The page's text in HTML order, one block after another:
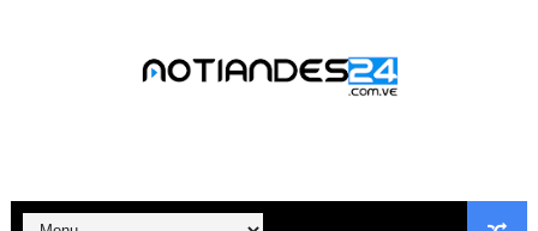
Alcalde Nelson Álvarez llevó jornada recreativa a la
Nevado Gas optimiza servicio residencial en la